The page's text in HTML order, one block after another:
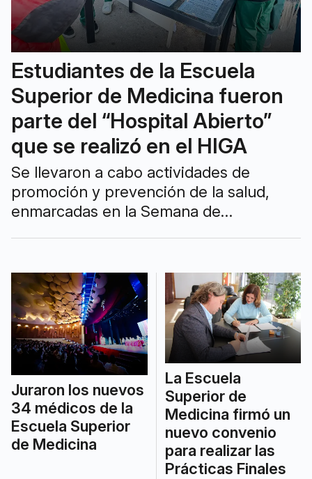
Estudiantes de la Escuela
Superior de Medicina fueron
parte del “Hospital Abierto”
que se realizó en el HIGA
Se llevaron a cabo actividades de
promoción y prevención de la salud,
enmarcadas en la Semana de
Juraron los nuevos
34 médicos de la
Escuela Superior
de Medicina
La Escuela
Superior de
Medicina firmó un
nuevo convenio
para realizar las
Prácticas Finales